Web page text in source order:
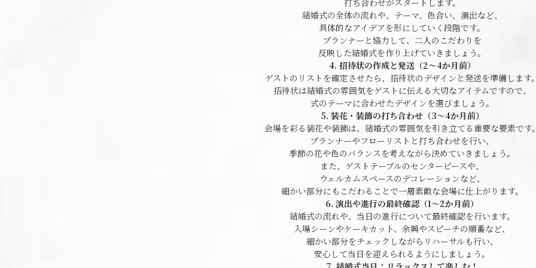
結婚式の全体の流れや、テーマ、色合い、演出など、
具体的なアイデアを形にしていく段階です。
プランナーと協力して、二人のこだわりを
反映した結婚式を作り上げていきましょう。
4. 招待状の作成と発送（2～4か月前）
ゲストのリストを確定させたら、招待状のデザインと発送を準備します
招待状は結婚式の雰囲気をゲストに伝える大切なアイテムですので、
式のテーマに合わせたデザインを選びましょう。
5. 装花・装飾の打ち合わせ（3～4か月前）
会場を彩る装花や装飾は、結婚式の雰囲気を引き立てる重要な要素です
プランナーやフローリストと打ち合わせを行い、
季節の花や色のバランスを考えながら決めていきましょう。
また、ゲストテーブルのセンターピースや、
ウェルカムスペースのデコレーションなど、
細かい部分にもこだわることで一層素敵な会場に仕上がります。
6. 演出や進行の最終確認（1～2か月前）
結婚式の流れや、当日の進行について最終確認を行います。
入場シーンやケーキカット、余興やスピーチの順番など、
細かい部分をチェックしながらリハーサルも行い、
安心して当日を迎えられるようにしましょう。